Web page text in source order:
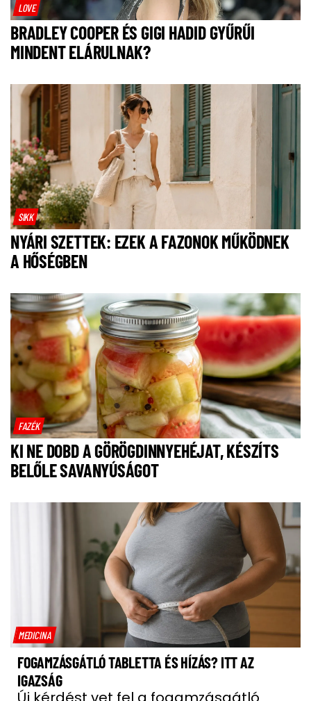
LOVE
BRADLEY COOPER ÉS GIGI HADID GYŰRŰI
MINDENT ELÁRULNAK?
SIKK
NYÁRI SZETTEK: EZEK A FAZONOK MŰKÖDNEK
A HŐSÉGBEN
FAZÉK
KI NE DOBD A GÖRÖGDINNYEHÉJAT, KÉSZÍTS
BELŐLE SAVANYÚSÁGOT
MEDICINA
FOGAMZÁSGÁTLÓ TABLETTA ÉS HÍZÁS? ITT AZ
IGAZSÁG